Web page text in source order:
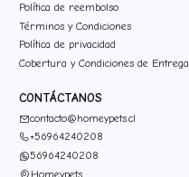
Política de reembolso
Términos y Condiciones
Política de privacidad
Cobertura y Condiciones de Entrega
CONTÁCTANOS
contacto@homeypets.cl
+56964240208
56964240208
Homeypets